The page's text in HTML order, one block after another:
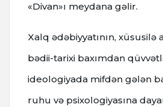
«Divan»ı meydana gəlir.
Xalq ədəbiyyatının, xüsusilə
bədii-tarixi baxımdan
ideologiyada mifdən gələn
ruhu və psixologiyasına